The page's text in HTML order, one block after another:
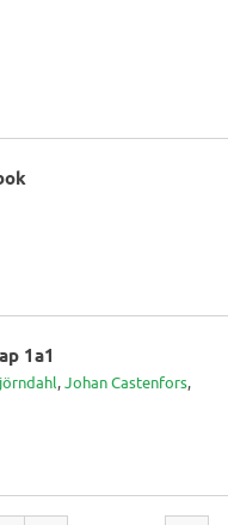
1a1
,Johan Castenfors,